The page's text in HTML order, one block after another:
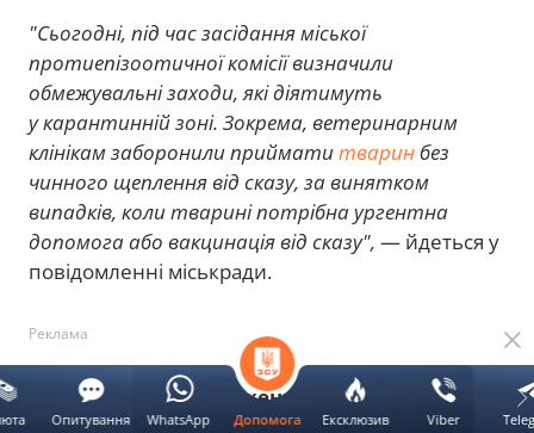
"Сьогодні, під час засідання міської
протиепізоотичної комісії визначили
обмежувальні заходи, які діятимуть
у карантинній зоні. Зокрема, ветеринарним
клінікам заборонили прийматитваринбез
чинного щеплення від сказу, за винятком
випадків, коли тварині потрібна ургентна
допомога або вакцинація від сказу", — йдеться у
повідомленні міськради.
Реклама
Там додали, щообмеження діятимуть у 5-
кілометровій зоні навколо місця, де
Допомога Ексклюзив Viber
Опитування WhatsApp